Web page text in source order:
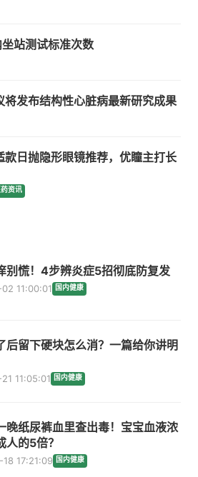
站测试标准次数
发布结构性心脏病最新研究成果
日抛隐形眼镜推荐，优瞳主打长
药资讯
别慌！4步辨炎症5招彻底防复发
11:00:01 国内健康
后留下硬块怎么消？一篇给你讲明
11:05:01 国内健康
晚纸尿裤血里查出毒！宝宝血液浓
人的5倍？
17:21:09 国内健康